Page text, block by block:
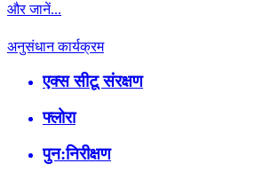
और जानें...
अनुसंधान कार्यक्रम
एक्स सीटू संरक्षण
फ्लोरा
पुन:निरीक्षण